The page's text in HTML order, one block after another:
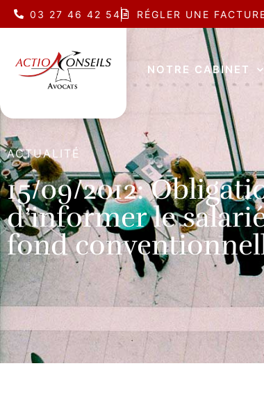
03 27 46 42 54 RÉGLER UNE
NOTRE CABINET
ACTUALITÉ
15/09/2012:
d’informer le
fond